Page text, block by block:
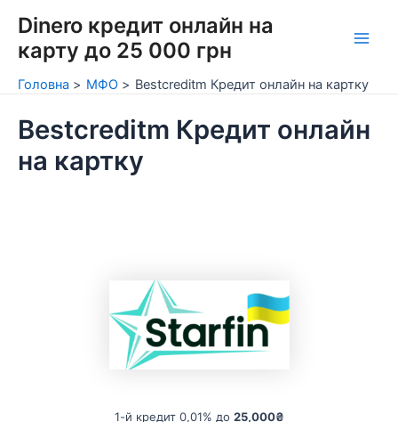
вмісту
Dinero кредит онлайн на
карту до 25 000 грн
Головна МФО Bestcreditm Кредит онлайн на картку
Bestcreditm Кредит онлайн
на картку
1-й кредит 0,01% до 25,000₴